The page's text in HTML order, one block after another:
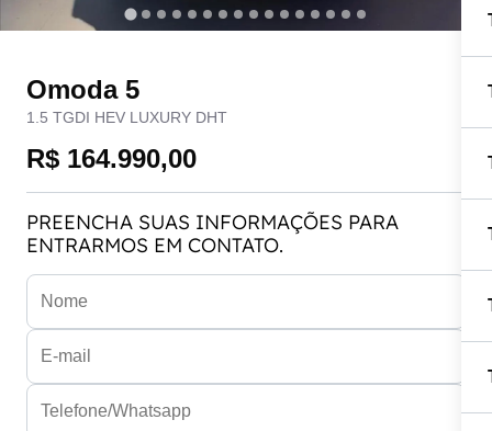
Omoda 5
1.5 TGDI HEV LUXURY DHT
R$ 164.990,00
PREENCHA SUAS INFORMAÇÕES PARA
ENTRARMOS EM CONTATO.